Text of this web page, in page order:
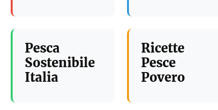
Pesca
Sostenibile
Italia
Ricette
Pesce
Povero